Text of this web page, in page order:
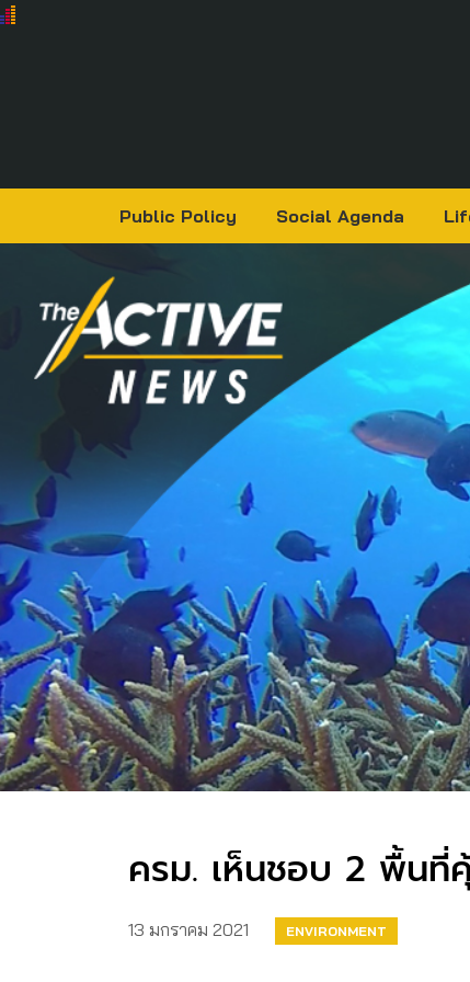
Public Policy Social Agenda
ครม. เห็นชอบ 2 พื้นที่
13 มกราคม 2021 ENVIRONMENT